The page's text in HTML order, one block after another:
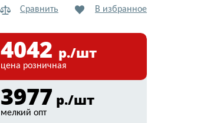
Сравнить В избранное
4042 р./шт
цена розничная
3977 р./шт
мелкий опт